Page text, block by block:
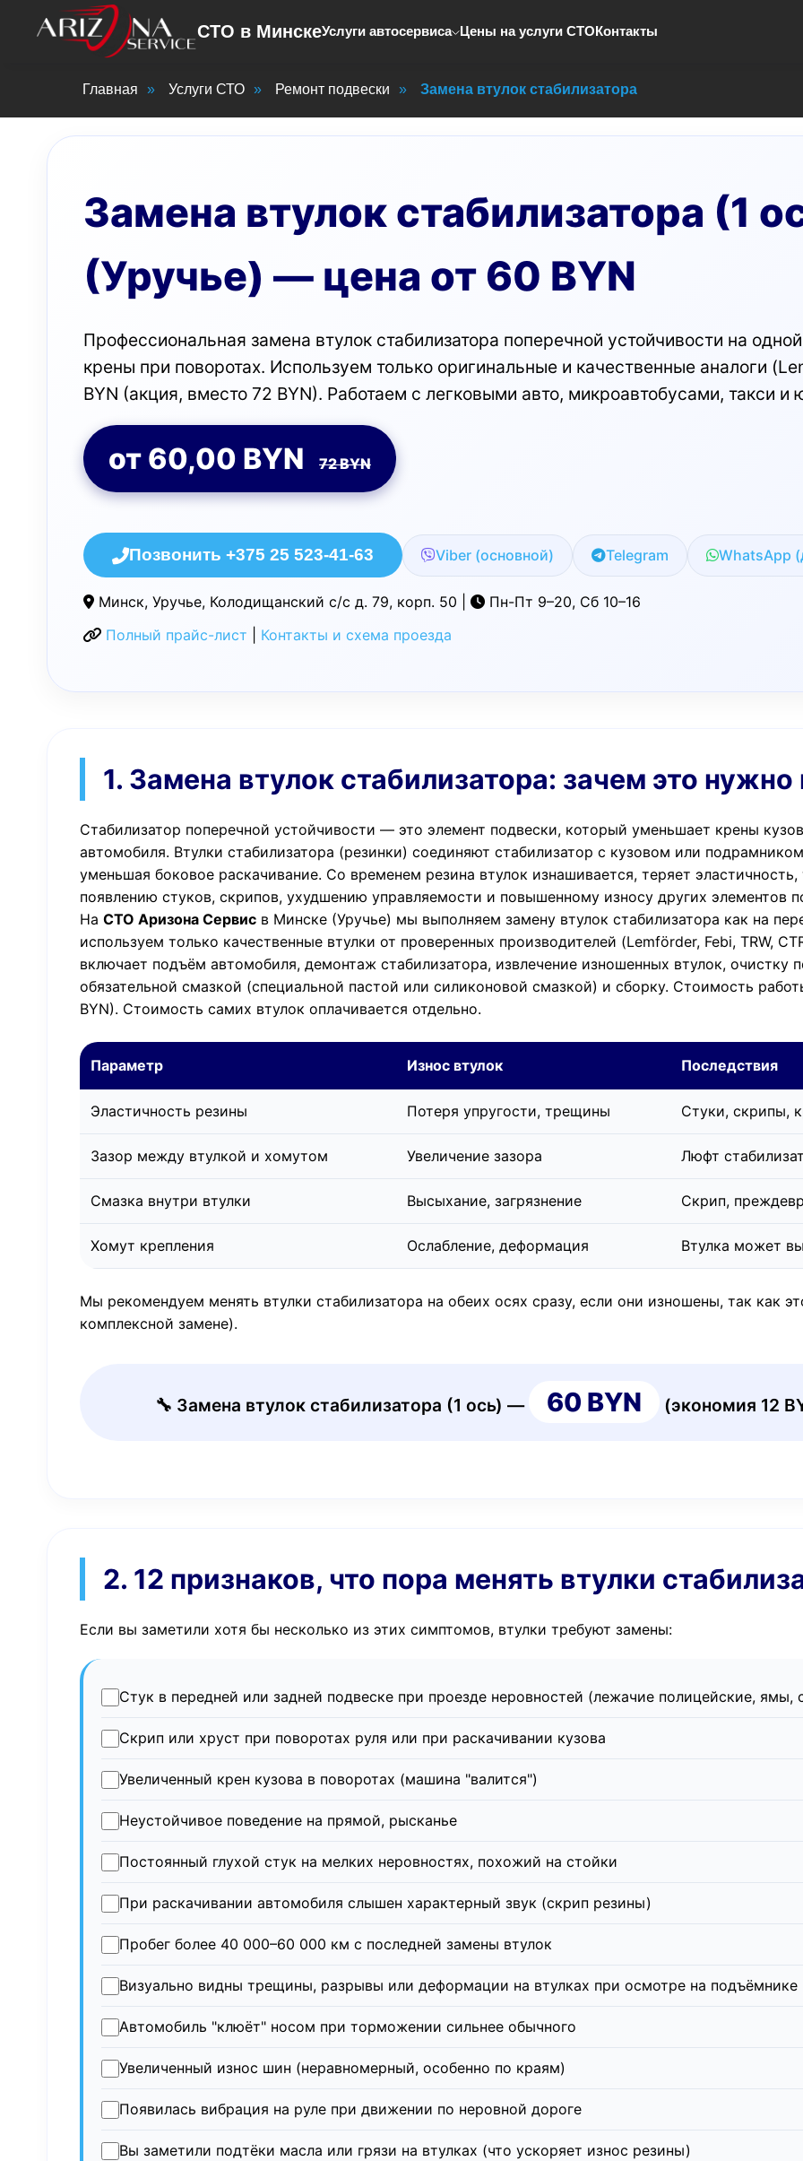
СТО в МинскеУслуги автосервиса Цены на услуги СТОКонтакты
Главная » Услуги СТО » Ремонт подвески » Замена втулок стабилизатора
Замена втулок стабилизатора (1
(Уручье) — цена от 60 BYN
Профессиональная замена втулок стабилизатора поперечной устойчивости на
крены при поворотах. Используем только оригинальные и качественные аналоги
BYN (акция, вместо 72 BYN). Работаем с легковыми авто, микроавтобусами, такси и
от 60,00 BYN 72 BYN
Позвонить +375 25 523-41-63 Viber (основной) Telegram WhatsApp
Минск, Уручье, Колодищанский с/с д. 79, корп. 50 |
Пн-Пт 9–20, Сб 10–16
Полный прайс-лист
Контакты и схема проезда
1. Замена втулок стабилизатора: зачем это нужно
Стабилизатор поперечной устойчивости — это элемент подвески, который уменьшает крены
автомобиля. Втулки стабилизатора (резинки) соединяют стабилизатор с кузовом или
уменьшая боковое раскачивание. Со временем резина втулок изнашивается, теряет эластичность,
появлению стуков, скрипов, ухудшению управляемости и повышенному износу других элементов
На СТО Аризона Сервис в Минске (Уручье) мы выполняем замену втулок стабилизатора как на
используем только качественные втулки от проверенных производителей (Lemförder, Febi, TRW,
включает подъём автомобиля, демонтаж стабилизатора, извлечение изношенных втулок, очистку
обязательной смазкой (специальной пастой или силиконовой смазкой) и сборку. Стоимость
BYN). Стоимость самих втулок оплачивается отдельно.
Параметр Износ втулок Последствия
Эластичность резины Потеря упругости, трещины Стуки, скрипы,
Зазор между втулкой и хомутом Увеличение зазора Люфт
Смазка внутри втулки Высыхание, загрязнение Скрип,
Хомут крепления Ослабление, деформация Втулка может
Мы рекомендуем менять втулки стабилизатора на обеих осях сразу, если они изношены, так как
комплексной замене).
🔧 Замена втулок стабилизатора (1 ось) — 60 BYN (экономия 12
2. 12 признаков, что пора менять втулки
Если вы заметили хотя бы несколько из этих симптомов, втулки требуют замены:
Стук в передней или задней подвеске при проезде неровностей (лежачие полицейские, ямы,
Скрип или хруст при поворотах руля или при раскачивании кузова
Увеличенный крен кузова в поворотах (машина "валится")
Неустойчивое поведение на прямой, рысканье
Постоянный глухой стук на мелких неровностях, похожий на стойки
При раскачивании автомобиля слышен характерный звук (скрип резины)
Пробег более 40 000–60 000 км с последней замены втулок
Визуально видны трещины, разрывы или деформации на втулках при осмотре на подъёмнике
Автомобиль "клюёт" носом при торможении сильнее обычного
Увеличенный износ шин (неравномерный, особенно по краям)
Появилась вибрация на руле при движении по неровной дороге
Вы заметили подтёки масла или грязи на втулках (что ускоряет износ резины)